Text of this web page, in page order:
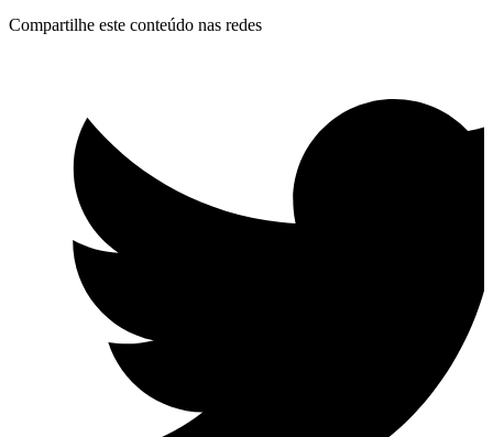
Compartilhe este conteúdo nas redes